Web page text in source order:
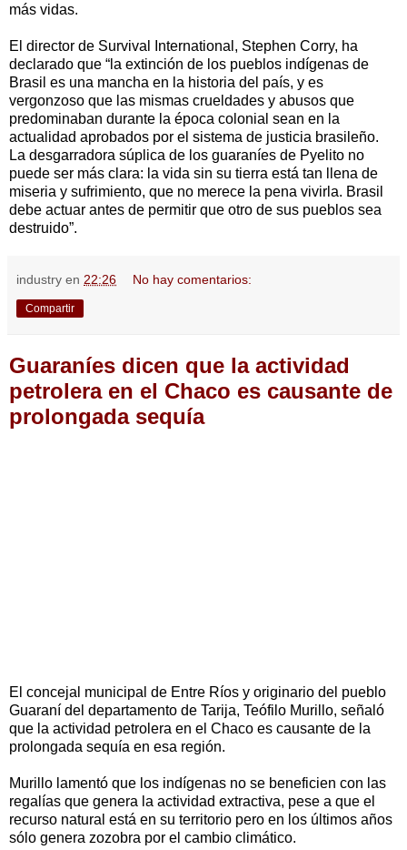
más vidas.
El director de Survival International, Stephen Corry, ha
declarado que “la extinción de los pueblos indígenas de
Brasil es una mancha en la historia del país, y es
vergonzoso que las mismas crueldades y abusos que
predominaban durante la época colonial sean en la
actualidad aprobados por el sistema de justicia brasileño.
La desgarradora súplica de los guaraníes de Pyelito no
puede ser más clara: la vida sin su tierra está tan llena de
miseria y sufrimiento, que no merece la pena vivirla. Brasil
debe actuar antes de permitir que otro de sus pueblos sea
destruido”.
industry en 22:26 No hay comentarios:
Compartir
Guaraníes dicen que la actividad
petrolera en el Chaco es causante de
prolongada sequía
El concejal municipal de Entre Ríos y originario del pueblo
Guaraní del departamento de Tarija, Teófilo Murillo, señaló
que la actividad petrolera en el Chaco es causante de la
prolongada sequía en esa región.
Murillo lamentó que los indígenas no se beneficien con las
regalías que genera la actividad extractiva, pese a que el
recurso natural está en su territorio pero en los últimos años
sólo genera zozobra por el cambio climático.